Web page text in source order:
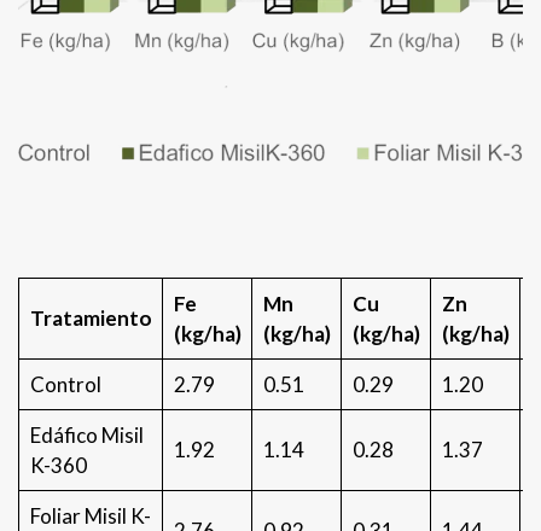
Tratamiento
Fe
(kg/ha)
Mn
(kg/ha)
Cu
(kg/ha)
Zn
(kg/ha)
Control
2.79 0.51 0.29 1.20
Edáfico Misil
K-360
1.92 1.14 0.28 1.37
Foliar Misil K-